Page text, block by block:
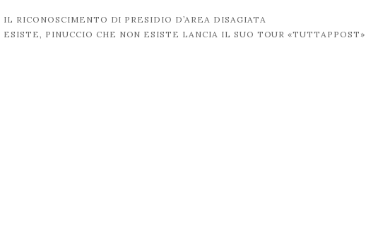
RICONOSCIMENTO DI PRESIDIO D’AREA DISAGIATA
PINUCCIO CHE NON ESISTE LANCIA IL SUO TOUR «TUTTAPPOST»